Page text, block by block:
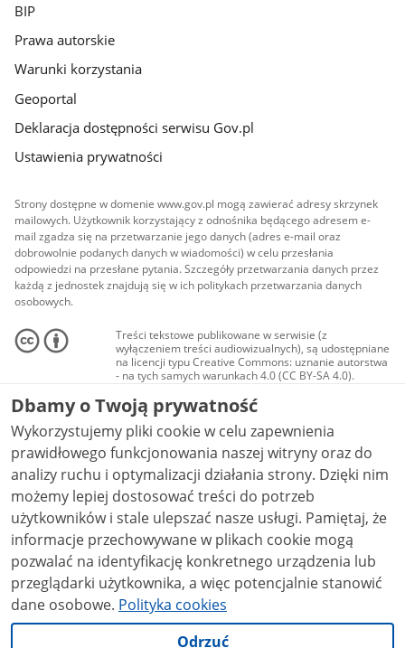
BIP
Prawa autorskie
Warunki korzystania
Geoportal
Deklaracja dostępności serwisu Gov.pl
Ustawienia prywatności
Strony dostępne w domenie www.gov.pl mogą zawierać adresy skrzynek
mailowych. Użytkownik korzystający z odnośnika będącego adresem e-
mail zgadza się na przetwarzanie jego danych (adres e-mail oraz
dobrowolnie podanych danych w wiadomości) w celu przesłania
odpowiedzi na przesłane pytania. Szczegóły przetwarzania danych przez
każdą z jednostek znajdują się w ich politykach przetwarzania danych
osobowych.
Treści tekstowe publikowane w serwisie (z
wyłączeniem treści audiowizualnych), są udostępniane
na licencji typu Creative Commons: uznanie autorstwa
- na tych samych warunkach 4.0 (CC BY-SA 4.0).
Materiały audiowizualne, w tym zdjęcia, materiały
audio i wideo, są udostępniane na licencji typu
Creative Commons: uznanie autorstwa użycie
niekomercyjne - bez utworów zależnych 4.0 (CC BY-
NC-ND 4.0), o ile nie jest to stwierdzone inaczej.
Dbamy o Twoją prywatność
Wykorzystujemy pliki cookie w celu zapewnienia
prawidłowego funkcjonowania naszej witryny oraz do
analizy ruchu i optymalizacji działania strony. Dzięki nim
możemy lepiej dostosować treści do potrzeb
użytkowników i stale ulepszać nasze usługi. Pamiętaj, że
informacje przechowywane w plikach cookie mogą
pozwalać na identyfikację konkretnego urządzenia lub
przeglądarki użytkownika, a więc potencjalnie stanowić
dane osobowe. Polityka cookies
Odrzuć